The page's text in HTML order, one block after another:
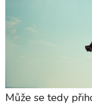
Může se tedy